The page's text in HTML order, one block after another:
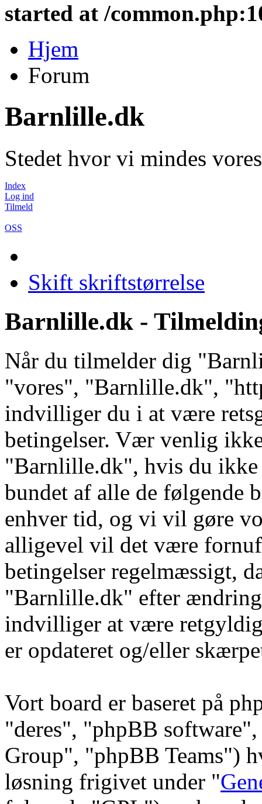
started at /
Hjem
Forum
Barnlille.dk
Stedet hvor vi mindes
Index
Log ind
Tilmeld
OSS
Skift skriftstørrelse
Barnlille.dk -
Når du tilmelder dig
"vores", "Barnlille.dk",
indvilliger du i at være
betingelser. Vær venlig
"Barnlille.dk", hvis du
bundet af alle de følgende
enhver tid, og vi vil gøre
alligevel vil det være
betingelser regelmæssigt,
"Barnlille.dk" efter
indvilliger at være
er opdateret og/eller
Vort board er baseret på
"deres", "phpBB
Group", "phpBB Teams")
løsning frigivet under "